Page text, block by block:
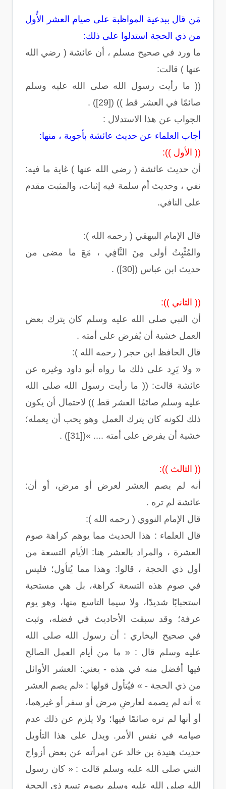
مَن قال ببدعية المواظبة على صيام العشر الأُول
من ذي الحجة استدلوا على ذلك:
ما ورد في صحيح مسلم ، أن عائشة ( رضي الله
عنها ) قالت:
(( ما رأيت رسول الله صلى الله عليه وسلم
صائمًا في العشر قط )) ([29]) .
الجواب عن هذا الاستدلال :
أجاب العلماء عن حديث عائشة بأجوبة ، منها:
(( الأول )):
أن حديث عائشة ( رضي الله عنها ) غاية ما فيه:
نفي ، وحديث أم سلمة فيه إثبات، والمثبت مقدم
على النافي.
قال الإمام البيهقي ( رحمه الله ):
والمُثْبِتُ أولى مِنَ النَّافِي ، مَعَ ما مضى من
حديث ابن عباس ([30]) .
(( الثاني )):
أن النبي صلى الله عليه وسلم كان يترك بعض
العمل خشية أن يُفرض على أمته .
قال الحافظ ابن حجر ( رحمه الله ):
« ولا يَرِد على ذلك ما رواه أبو داود وغيره عن
عائشة قالت: (( ما رأيت رسول الله صلى الله
عليه وسلم صائمًا العشر قط )) لاحتمال أن يكون
ذلك لكونه كان يترك العمل وهو يحب أن يعمله؛
خشية أن يفرض على أمته .... »([31]) .
(( الثالث )):
أنه لم يصم العشر لعرض أو مرض، أو أن:
عائشة لم تره .
قال الإمام النووي ( رحمه الله ):
قال العلماء : هذا الحديث مما يوهم كراهة صوم
العشرة ، والمراد بالعشر هنا: الأيام التسعة من
أول ذي الحجة ، قالوا: وهذا مما يُتأول؛ فليس
في صوم هذه التسعة كراهة، بل هي مستحبة
استحبابًا شديدًا، ولا سيما التاسع منها، وهو يوم
عرفة؛ وقد سبقت الأحاديث في فضله، وثبت
في صحيح البخاري : أن رسول الله صلى الله
عليه وسلم قال : « ما من أيام العمل الصالح
فيها أفضل منه في هذه - يعني: العشر الأوائل
من ذي الحجة - » فيُتأول قولها : «لم يصم العشر
» أنه لم يصمه لعارضِ مرض أو سفر أو غيرهما،
أو أنها لم تره صائمًا فيها؛ ولا يلزم عن ذلك عدم
صيامه في نفس الأمر. ويدل على هذا التأويل
حديث هنيدة بن خالد عن امرأته عن بعض أزواج
النبي صلى الله عليه وسلم قالت : « كان رسول
الله صلى الله عليه وسلم يصوم تسع ذي الحجة